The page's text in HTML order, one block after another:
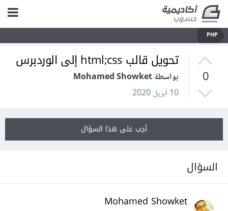
PHP
0
تحويل قالب html;css إلى الوردبرس
بواسطة Mohamed Showket
10 أبريل 2020
أجب على هذا السؤال
السؤال
Mohamed Showket